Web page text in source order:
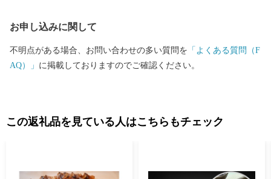
お申し込みに関して
不明点がある場合、お問い合わせの多い質問を 「よくある質問（F
AQ）」 に掲載しておりますのでご確認ください。
この返礼品を見ている人はこちらもチェック